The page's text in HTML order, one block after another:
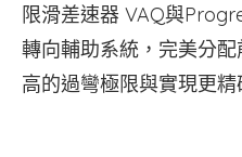
限滑差速器 VAQ與
轉向輔助系統，完美分
高的過彎極限與實現更精